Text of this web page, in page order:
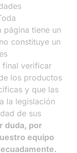
tiene un
constituye un
final verificar
los productos
y que las
la legislación
de sus
duda, por
equipo